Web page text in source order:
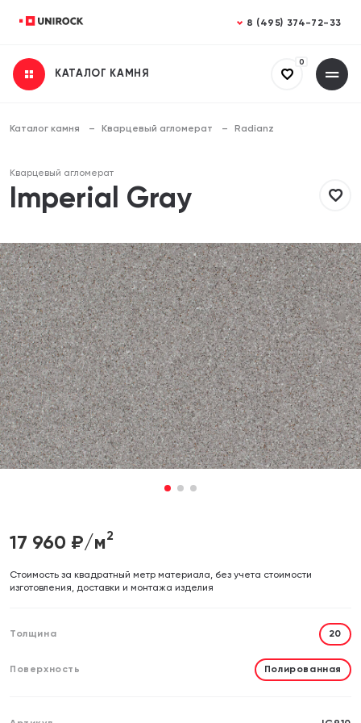
8 (495) 374-72-33
КАТАЛОГ КАМНЯ
0
Каталог камня Кварцевый агломерат Radianz
Кварцевый агломерат
Imperial Gray
1 2 3
17 960 ₽/м2
Cтоимость за квадратный метр материала, без учета стоимости
изготовления, доставки и монтажа изделия
Толщина 20
Поверхность Полированная
Закрыть
Получить консультацию
Email (необязательно)
Отправляя форму, вы даете согласие на обработку своих
персональных данных
Отправить
Закрыть
Заказать расчет
Email (необязательно)
Отправляя форму, вы даете согласие на обработку своих
персональных данных
Отправить